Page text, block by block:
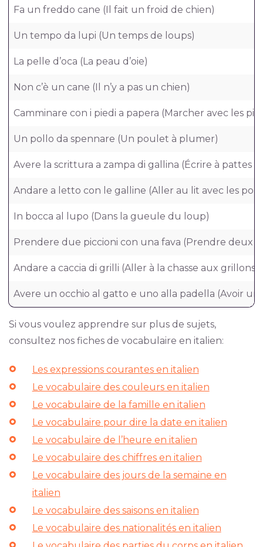
Fa un freddo cane (Il fait un froid de chien)
Un tempo da lupi (Un temps de loups)
La pelle d’oca (La peau d’oie)
Non c’è un cane (Il n’y a pas un chien)
Camminare con i piedi a papera (Marcher avec les
Un pollo da spennare (Un poulet à plumer)
Avere la scrittura a zampa di gallina (Écrire à pattes
Andare a letto con le galline (Aller au lit avec les
In bocca al lupo (Dans la gueule du loup)
Prendere due piccioni con una fava (Prendre deux
Andare a caccia di grilli (Aller à la chasse aux grillons)
Avere un occhio al gatto e uno alla padella (Avoir
Si vous voulez apprendre sur plus de sujets,
consultez nos fiches de vocabulaire en italien:
Les expressions courantes en italien
Le vocabulaire des couleurs en italien
Le vocabulaire de la famille en italien
Le vocabulaire pour dire la date en italien
Le vocabulaire de l’heure en italien
Le vocabulaire des chiffres en italien
Le vocabulaire des jours de la semaine en
italien
Le vocabulaire des saisons en italien
Le vocabulaire des nationalités en italien